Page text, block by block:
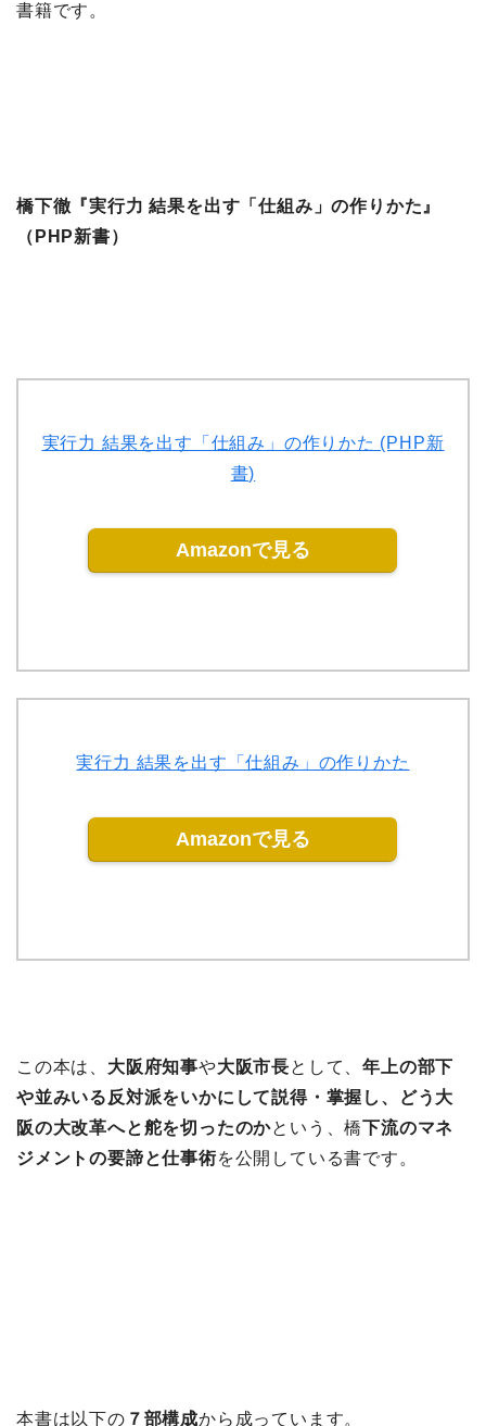
書籍です。
橋下徹『実行力 結果を出す「仕組み」の作りかた』
（PHP新書）
実行力 結果を出す「仕組み」の作りかた (PHP新
書)
Amazonで見る
実行力 結果を出す「仕組み」の作りかた
Amazonで見る
この本は、 大阪府知事や大阪市長として、年上の部下
や並みいる反対派をいかにして説得・掌握し、どう大
阪の大改革へと舵を切ったのかという、橋下流のマネ
ジメントの要諦と仕事術を公開している書です。
本書は以下の ７部構成から成っています。